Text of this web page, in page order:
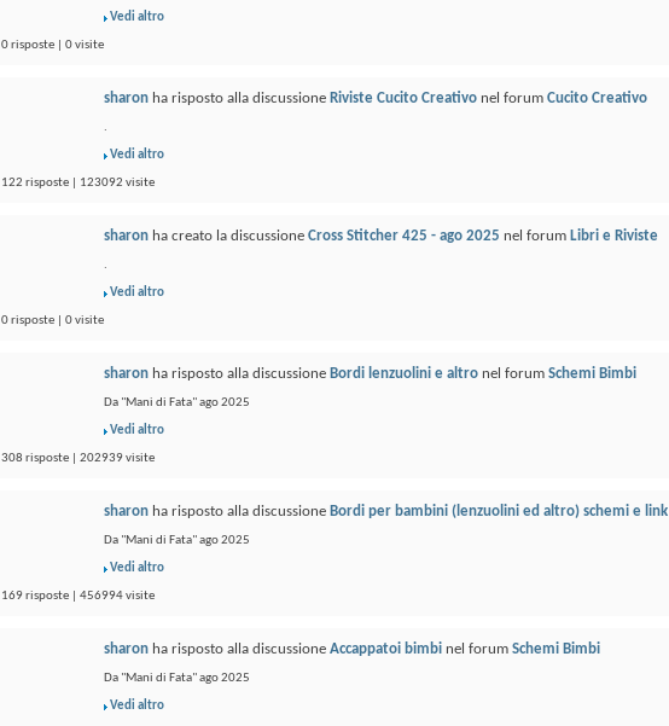
Vedi altro
0 risposte | 0 visite
sharon ha risposto alla discussione Riviste Cucito Creativo nel forum Cucito Creativo
.
Vedi altro
122 risposte | 123092 visite
sharon ha creato la discussione Cross Stitcher 425 - ago 2025 nel forum Libri e Riviste
.
Vedi altro
0 risposte | 0 visite
sharon ha risposto alla discussione Bordi lenzuolini e altro nel forum Schemi Bimbi
Da "Mani di Fata" ago 2025
Vedi altro
308 risposte | 202939 visite
sharon ha risposto alla discussione Bordi per bambini (lenzuolini ed altro) schemi e link
Da "Mani di Fata" ago 2025
Vedi altro
169 risposte | 456994 visite
sharon ha risposto alla discussione Accappatoi bimbi nel forum Schemi Bimbi
Da "Mani di Fata" ago 2025
Vedi altro